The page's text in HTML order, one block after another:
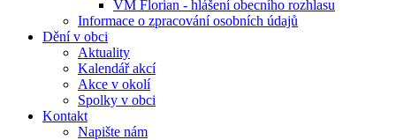
VM Florian - hlášení obecního rozhlasu
Informace o zpracování osobních údajů
Dění v obci
Aktuality
Kalendář akcí
Akce v okolí
Spolky v obci
Kontakt
Napište nám